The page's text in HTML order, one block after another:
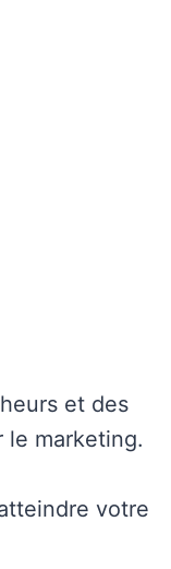
et des
marketing.
votre